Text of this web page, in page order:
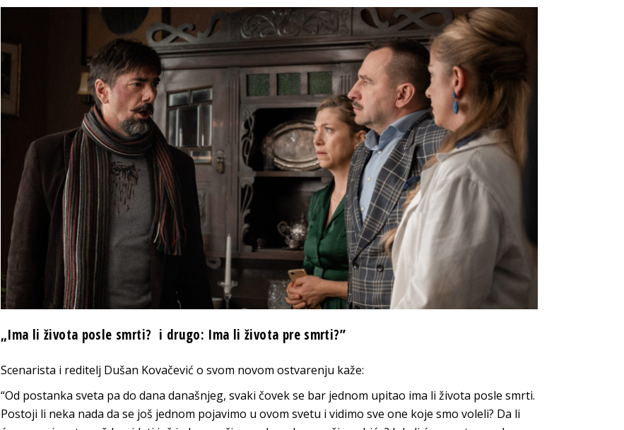
„Ima li života posle smrti? i drugo: Ima li života pre smrti?”
Scenarista i reditelj Dušan Kovačević o svom novom ostvarenju kaže:
“Od postanka sveta pa do dana današnjeg, svaki čovek se bar jednom upitao ima li života posle smrti.
Postoji li neka nada da se još jednom pojavimo u ovom svetu i vidimo sve one koje smo voleli? Da li